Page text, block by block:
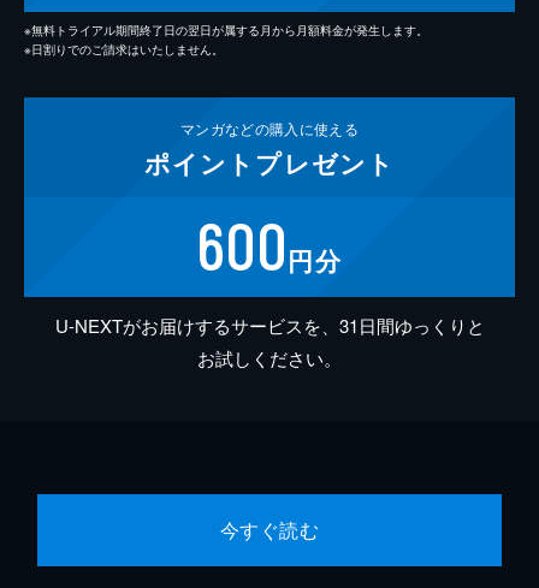
※無料トライアル期間終了日の翌日が属する月から月額料金が発生します。
※日割りでのご請求はいたしません。
マンガなどの購入に使える
ポイント プレゼント
600円分
U-NEXTがお届けするサービスを、31日間ゆっくりと
お試しください。
今すぐ読む